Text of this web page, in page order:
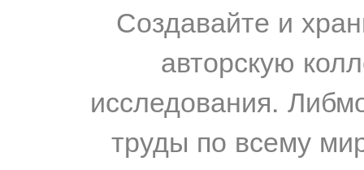
Создавайте и
авторскую
исследования.
труды по всему